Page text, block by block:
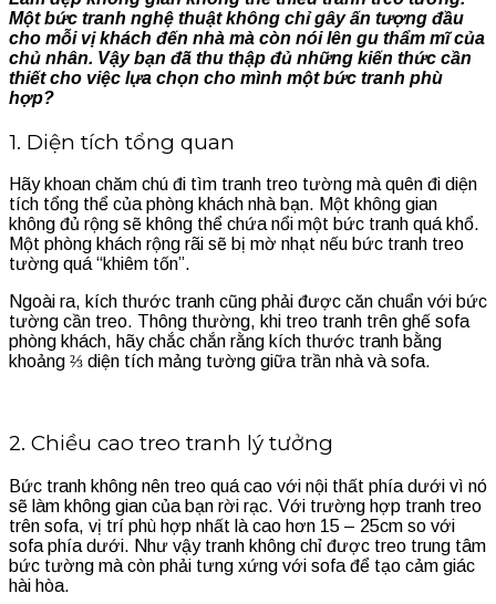
Một bức tranh nghệ thuật không chỉ gây ấn tượng đầu
cho mỗi vị khách đến nhà mà còn nói lên gu thẩm mĩ của
chủ nhân. Vậy bạn đã thu thập đủ những kiến thức cần
thiết cho việc lựa chọn cho mình một bức tranh phù
hợp?
1. Diện tích tổng quan
Hãy khoan chăm chú đi tìm tranh treo tường mà quên đi diện
tích tổng thể của phòng khách nhà bạn. Một không gian
không đủ rộng sẽ không thể chứa nổi một bức tranh quá khổ.
Một phòng khách rộng rãi sẽ bị mờ nhạt nếu bức tranh treo
tường quá “khiêm tốn”.
Ngoài ra, kích thước tranh cũng phải được căn chuẩn với bức
tường cần treo. Thông thường, khi treo tranh trên ghế sofa
phòng khách, hãy chắc chắn rằng kích thước tranh bằng
khoảng ⅔ diện tích mảng tường giữa trần nhà và sofa.
2. Chiều cao treo tranh lý tưởng
Bức tranh không nên treo quá cao với nội thất phía dưới vì nó
sẽ làm không gian của bạn rời rạc. Với trường hợp tranh treo
trên sofa, vị trí phù hợp nhất là cao hơn 15 – 25cm so với
sofa phía dưới. Như vậy tranh không chỉ được treo trung tâm
bức tường mà còn phải tưng xứng với sofa để tạo cảm giác
hài hòa.